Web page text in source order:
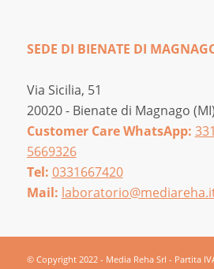
SEDE DI BIENATE DI
Via Sicilia, 51
20020 - Bienate di Magnago (MI)
Customer Care WhatsApp:
5669326
Tel: 0331667420
Mail:
© Copyright 2022 - Media Reha Srl - Partita